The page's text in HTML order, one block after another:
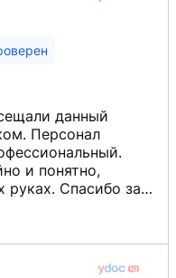
данный
Персонал
и понятно,
руках. Спасибо за